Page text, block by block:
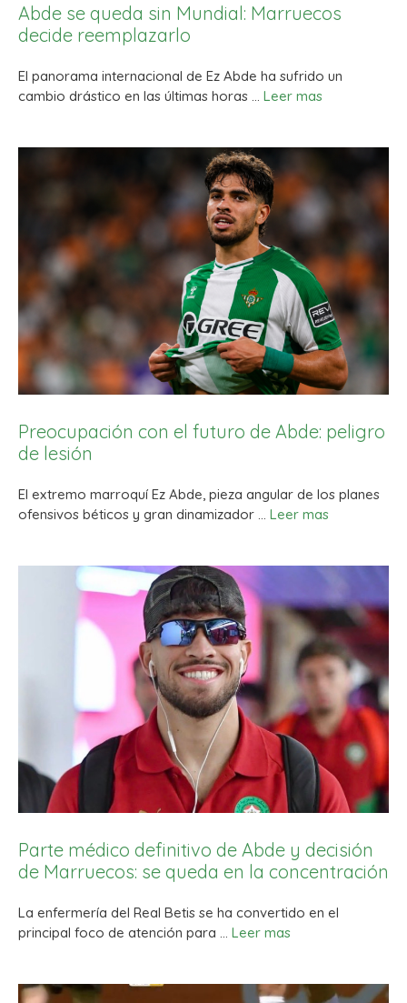
Abde se queda sin Mundial: Marruecos
decide reemplazarlo
El panorama internacional de Ez Abde ha sufrido un
cambio drástico en las últimas horas … Leer mas
Preocupación con el futuro de Abde: peligro
de lesión
El extremo marroquí Ez Abde, pieza angular de los planes
ofensivos béticos y gran dinamizador … Leer mas
Parte médico definitivo de Abde y decisión
de Marruecos: se queda en la concentración
La enfermería del Real Betis se ha convertido en el
principal foco de atención para … Leer mas